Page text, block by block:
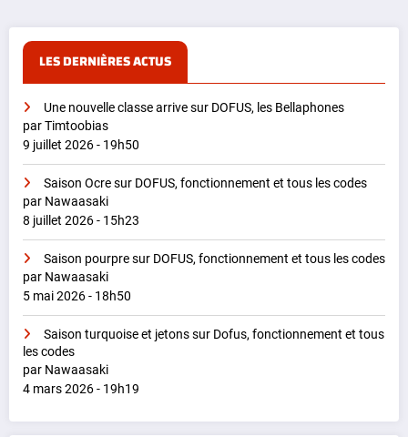
LES DERNIÈRES ACTUS
Une nouvelle classe arrive sur DOFUS, les Bellaphones
par Timtoobias
9 juillet 2026 - 19h50
Saison Ocre sur DOFUS, fonctionnement et tous les codes
par Nawaasaki
8 juillet 2026 - 15h23
Saison pourpre sur DOFUS, fonctionnement et tous les codes
par Nawaasaki
5 mai 2026 - 18h50
Saison turquoise et jetons sur Dofus, fonctionnement et tous
les codes
par Nawaasaki
4 mars 2026 - 19h19